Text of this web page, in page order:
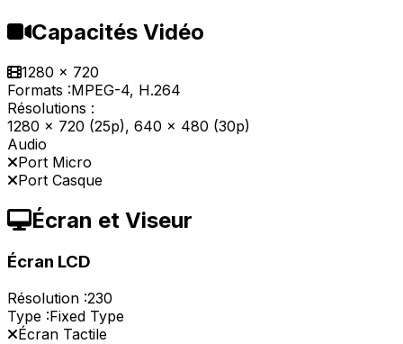
Capacités Vidéo
1280 x 720
Formats :MPEG-4, H.264
Résolutions :
1280 x 720 (25p), 640 x 480 (30p)
Audio
Port Micro
Port Casque
Écran et Viseur
Écran LCD
Résolution :230
Type :Fixed Type
Écran Tactile